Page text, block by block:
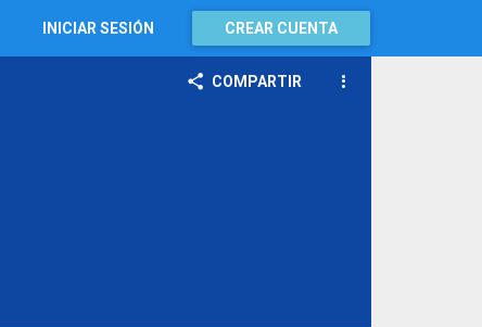
INICIAR SESIÓN CREAR CUENTA
COMPARTIR